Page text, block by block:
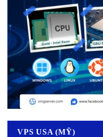
VPS USA (MỸ)